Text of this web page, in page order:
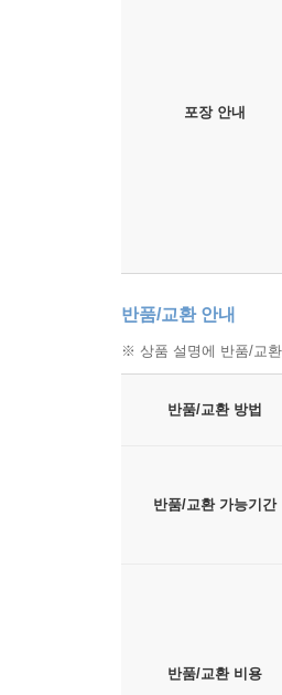
포장 안내
반품/교환 안내
※ 상품 설명에 반품/교
반품/교환 방법
반품/교환 가능기간
반품/교환 비용